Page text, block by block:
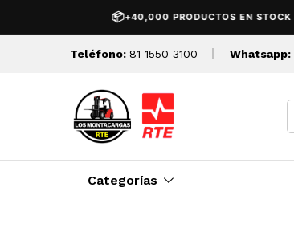
+40,000 PRODUCTOS EN STOCK
Teléfono: 81 1550 3100 Whatsapp:
Categorías